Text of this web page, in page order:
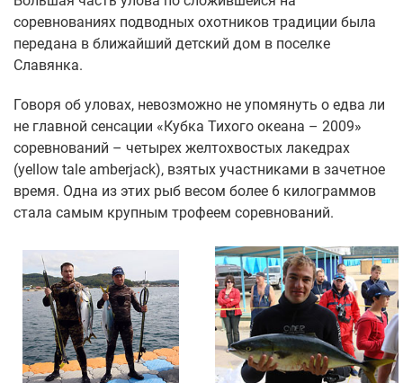
соревнованиях подводных охотников традиции была
передана в ближайший детский дом в поселке
Славянка.
Говоря об уловах, невозможно не упомянуть о едва ли
не главной сенсации «Кубка Тихого океана – 2009»
соревнований – четырех желтохвостых лакедрах
(yellow tale amberjack), взятых участниками в зачетное
время. Одна из этих рыб весом более 6 килограммов
стала самым крупным трофеем соревнований.